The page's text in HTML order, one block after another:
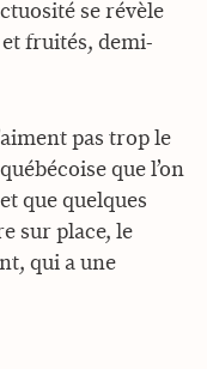
se révèle
fruités, demi-
pas trop le
que l’on
que quelques
sur place, le
qui a une